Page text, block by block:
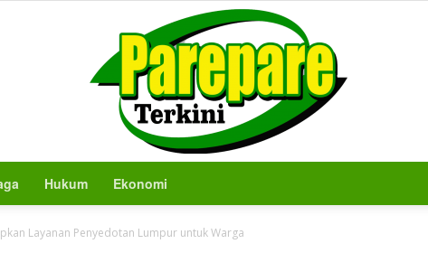
Hukum Ekonomi
Layanan Penyedotan Lumpur untuk Warga